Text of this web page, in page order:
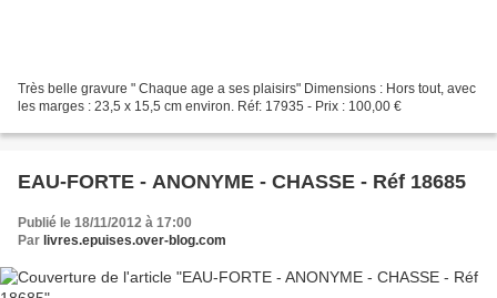
Très belle gravure " Chaque age a ses plaisirs" Dimensions : Hors tout, avec
les marges : 23,5 x 15,5 cm environ. Réf: 17935 - Prix : 100,00 €
EAU-FORTE - ANONYME - CHASSE - Réf 18685
Publié le 18/11/2012 à 17:00
Par livres.epuises.over-blog.com